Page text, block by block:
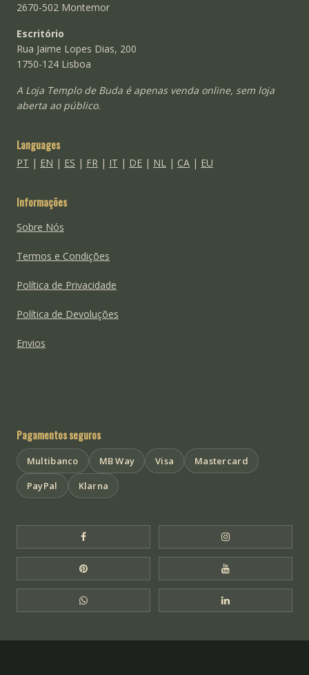
2670-502 Montemor
Escritório
Rua Jaime Lopes Dias, 200
1750-124 Lisboa
A Loja Templo de Buda é apenas venda online, sem loja
aberta ao público.
Languages
PT | EN | ES | FR| IT | DE| NL| CA| EU
Informações
Sobre Nós
Termos e Condições
Política de Privacidade
Política de Devoluções
Envios
Pagamentos seguros
Multibanco MB Way Visa
Mastercard
PayPal
Klarna
Facebook Templo de Buda Instagram
Pinterest Templo de Buda YouTube Templo
WhatsApp Templo de Buda LinkedIn Templo